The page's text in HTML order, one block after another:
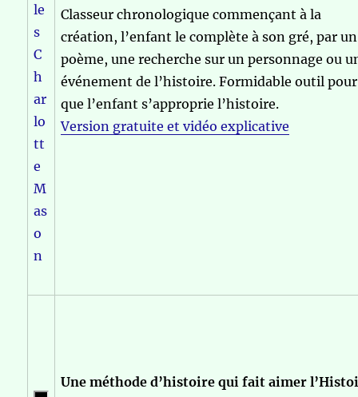
Classeur chronologique commençant à la
création, l’enfant le complète à son gré, par un
poème, une recherche sur un personnage ou
événement de l’histoire. Formidable outil pour
que l’enfant s’approprie l’histoire.
Version gratuite et vidéo explicative
Une méthode d’histoire qui fait aimer